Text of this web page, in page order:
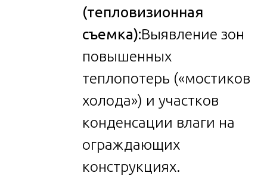
(тепловизионная
съемка):Выявление зон
повышенных
теплопотерь («мостиков
холода») и участков
конденсации влаги на
ограждающих
конструкциях.